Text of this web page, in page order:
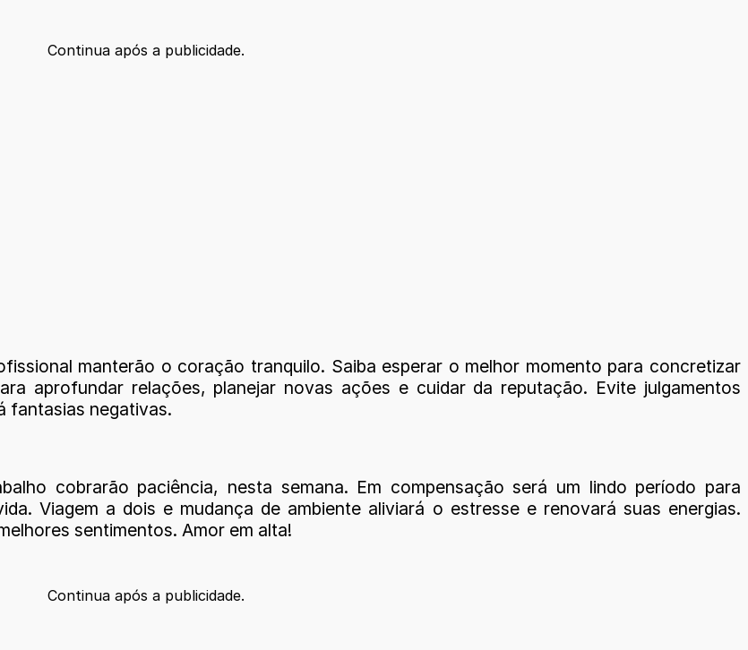
Continua após a publicidade.
manterão o coração tranquilo. Saiba esperar o melhor momento para concretizar
aprofundar relações, planejar novas ações e cuidar da reputação. Evite julgamentos
fantasias negativas.
cobrarão paciência, nesta semana. Em compensação será um lindo período para
Viagem a dois e mudança de ambiente aliviará o estresse e renovará suas energias.
sentimentos. Amor em alta!
Continua após a publicidade.